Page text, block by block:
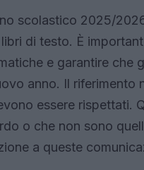
scolastico 2025/
libri di testo. È
e garantire che
anno. Il riferimento
essere rispettati.
o che non sono
a queste